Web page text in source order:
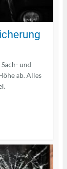
und
ab. Alles